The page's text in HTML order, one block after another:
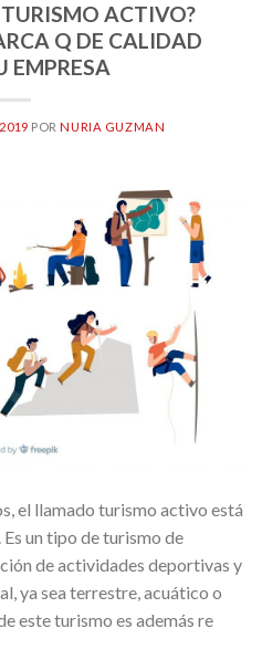
ACTIVO?
Q DE CALIDAD
EMPRESA
PORNURIA GUZMAN
el llamado turismo activo está
un tipo de turismo de
de actividades deportivas y
ya sea terrestre, acuático o
este turismo es además re